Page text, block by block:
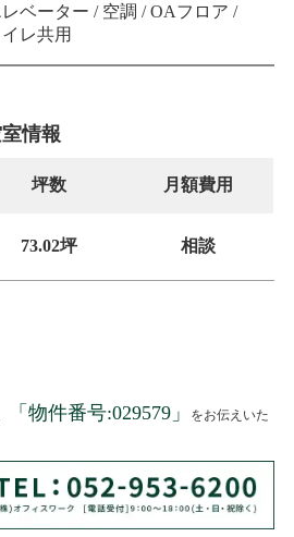
ベーター / 空調 / OAフロア /
イレ共用
情報
坪数 月額費用
73.02坪 相談
「物件番号:029579」
をお伝えいた